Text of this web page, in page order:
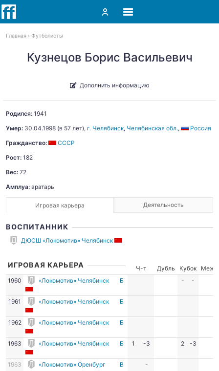
Главная Футболисты
Кузнецов Борис Васильевич
Дополнить информацию
Родился: 1941
Умер: 30.04.1998 (в 57 лет), г. Челябинск, Челябинская обл.,
Россия
Гражданство:
СССР
Рост: 182
Вес: 72
Амплуа: вратарь
Игровая карьера Деятельность
ВОСПИТАННИК
ДЮСШ «Локомотив» Челябинск
ИГРОВАЯ КАРЬЕРА Ч-т Дубль Кубок
Межд.
1960
«Локомотив» Челябинск Б - -
1961 «Локомотив» Челябинск Б
1962 «Локомотив» Челябинск Б
1963 «Локомотив» Челябинск Б 1 -3 2 -3
1963 «Локомотив» Оренбург В -